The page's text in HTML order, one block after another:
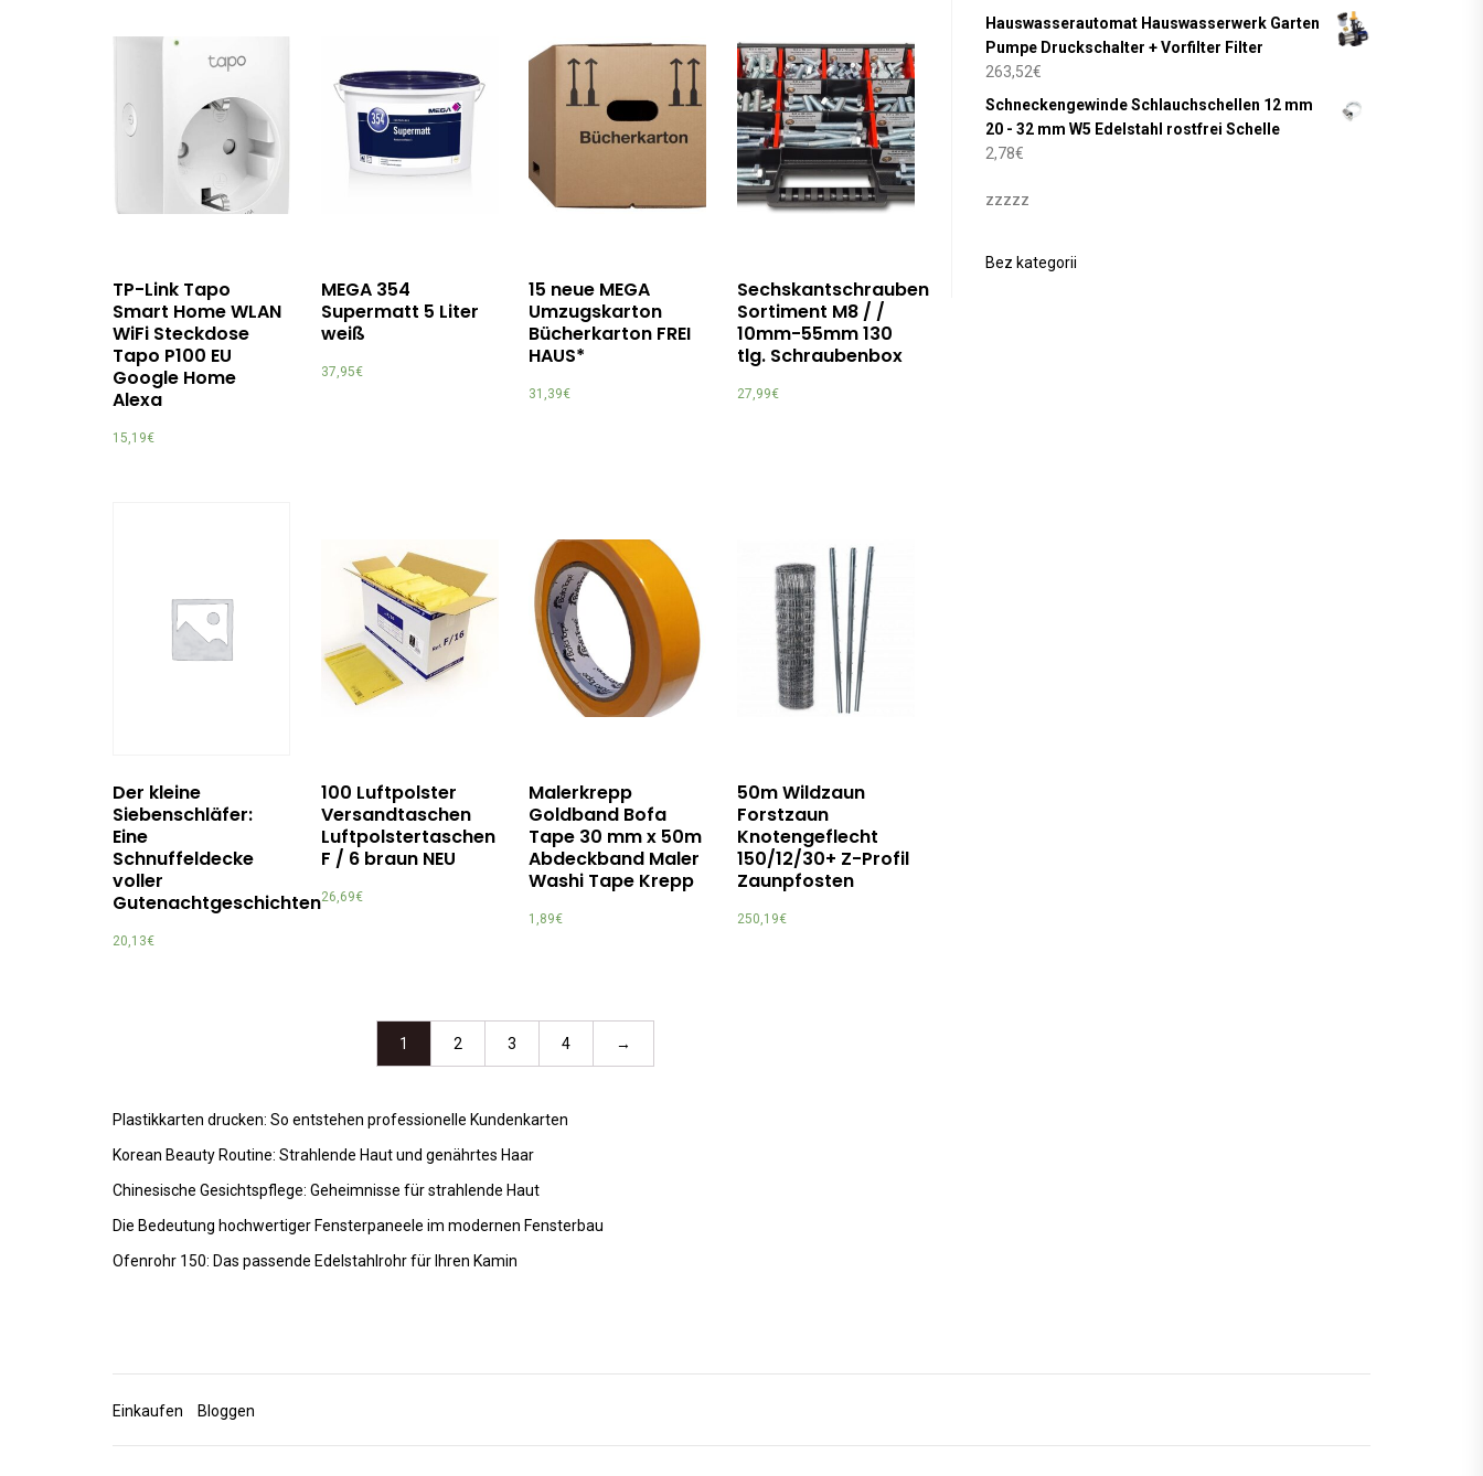
TP-Link Tapo
Smart Home WLAN
WiFi Steckdose
Tapo P100 EU
Google Home
Alexa
15,19€
MEGA 354
Supermatt 5 Liter
weiß
37,95€
15 neue MEGA
Umzugskarton
Bücherkarton FREI
HAUS*
31,39€
Sechskantschrauben
Sortiment M8 / /
10mm-55mm 130
tlg. Schraubenbox
27,99€
Der kleine
Siebenschläfer:
Eine
Schnuffeldecke
voller
Gutenachtgeschichten
20,13€
100 Luftpolster
Versandtaschen
Luftpolstertaschen
F / 6 braun NEU
26,69€
Malerkrepp
Goldband Bofa
Tape 30 mm x 50m
Abdeckband Maler
Washi Tape Krepp
1,89€
50m Wildzaun
Forstzaun
Knotengeflecht
150/12/30+ Z-Profil
Zaunpfosten
250,19€
1 2 3 4 →
Hauswasserautomat Hauswasserwerk Garten
Pumpe Druckschalter + Vorfilter Filter
263,52€
Schneckengewinde Schlauchschellen 12 mm
20 - 32 mm W5 Edelstahl rostfrei Schelle
2,78€
zzzzz
Bez kategorii
Plastikkarten drucken: So entstehen professionelle Kundenkarten
Korean Beauty Routine: Strahlende Haut und genährtes Haar
Chinesische Gesichtspflege: Geheimnisse für strahlende Haut
Die Bedeutung hochwertiger Fensterpaneele im modernen Fensterbau
Ofenrohr 150: Das passende Edelstahlrohr für Ihren Kamin
Einkaufen Bloggen